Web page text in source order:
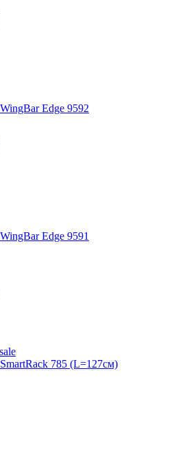
Edge 9592
Edge 9591
sale
785 (L=127см)